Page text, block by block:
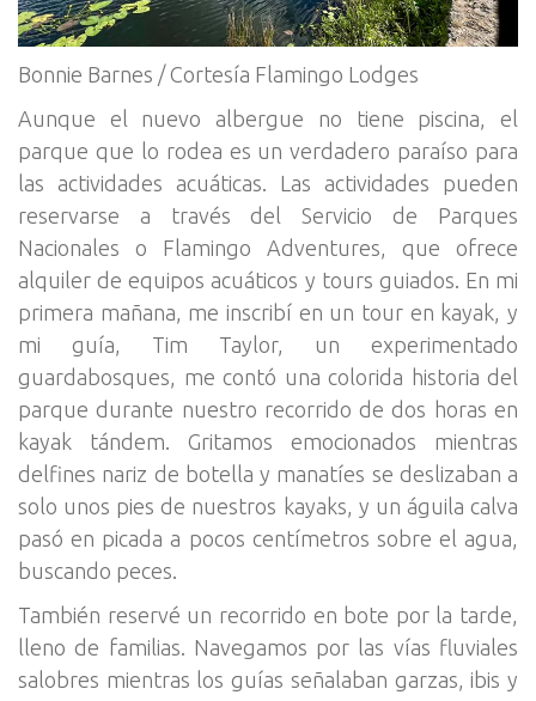
Bonnie Barnes / Cortesía Flamingo Lodges
Aunque el nuevo albergue no tiene piscina, el
parque que lo rodea es un verdadero paraíso para
las actividades acuáticas. Las actividades pueden
reservarse a través del Servicio de Parques
Nacionales o Flamingo Adventures, que ofrece
alquiler de equipos acuáticos y tours guiados. En mi
primera mañana, me inscribí en un tour en kayak, y
mi guía, Tim Taylor, un experimentado
guardabosques, me contó una colorida historia del
parque durante nuestro recorrido de dos horas en
kayak tándem. Gritamos emocionados mientras
delfines nariz de botella y manatíes se deslizaban a
solo unos pies de nuestros kayaks, y un águila calva
pasó en picada a pocos centímetros sobre el agua,
buscando peces.
También reservé un recorrido en bote por la tarde,
lleno de familias. Navegamos por las vías fluviales
salobres mientras los guías señalaban garzas, ibis y